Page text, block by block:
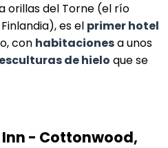
orillas del Torne (el río
es el primer hotel
con habitacionesa unos
de hielo que se
Inn - Cottonwood,